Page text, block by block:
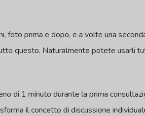
foto prima e dopo, e a volte una
questo. Naturalmente potete usarli
di 1 minuto durante la prima
il concetto di discussione